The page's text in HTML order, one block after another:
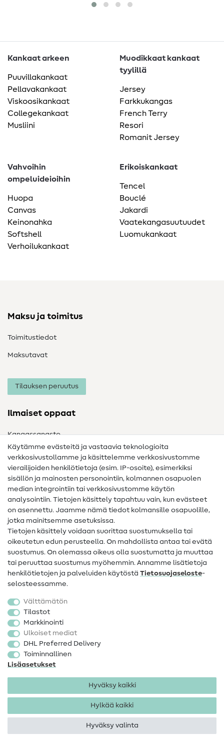
Kankaat arkeen
Puuvillakankaat
Pellavakankaat
Viskoosikankaat
Collegekankaat
Musliini
Muodikkaat kankaat
tyylillä
Jersey
Farkkukangas
French Terry
Resori
Romanit Jersey
Vahvoihin
ompeluideioihin
Huopa
Canvas
Keinonahka
Softshell
Verhoilukankaat
Erikoiskankaat
Tencel
Bouclé
Jakardi
Vaatekangasuutuudet
Luomukankaat
Maksu ja toimitus
Toimitustiedot
Maksutavat
Tilauksen peruutus
Ilmaiset oppaat
Kangassanasto
Ompelusanasto
Ompeluohjeet
Apua ja yhteystiedot
Yhteystiedot
Tietoa omistajanvaihdoksesta
FAQ
Peruutusoikeus
Suosittu
Kankaat
Ompelutarvikkeet
Ale
Käytämme evästeitä ja vastaavia teknologioita
verkkosivustollamme ja käsittelemme verkkosivustomme
vierailijoiden henkilötietoja (esim. IP-osoite), esimerkiksi
sisällön ja mainosten personointiin, kolmannen osapuolen
median integrointiin tai verkkosivustomme käytön
analysointiin. Tietojen käsittely tapahtuu vain, kun evästeet
on asennettu. Jaamme nämä tiedot kolmansille osapuolille,
jotka mainitsemme asetuksissa.
Tietojen käsittely voidaan suorittaa suostumuksella tai
oikeutetun edun perusteella. On mahdollista antaa tai evätä
suostumus. On olemassa oikeus olla suostumatta ja muuttaa
tai peruuttaa suostumus myöhemmin. Annamme lisätietoja
henkilötietojen ja palveluiden käytöstä Tietosuojaseloste-
selosteessamme.
Välttämätön
Tilastot
Markkinointi
Ulkoiset mediat
DHL Preferred Delivery
Toiminnallinen
Lisäasetukset
Hyväksy kaikki
Hylkää kaikki
Hyväksy valinta
Tietosuoja
Käyttöehdot
Peruutusoikeus
Tekijänoikeus 2026 SewIY GmbH